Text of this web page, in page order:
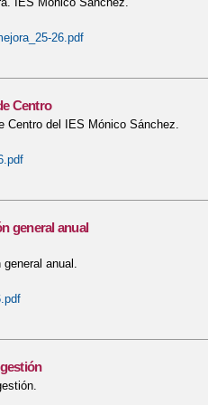
26.pdf
Centro
Centro del IES Mónico Sánchez.
general anual
anual.